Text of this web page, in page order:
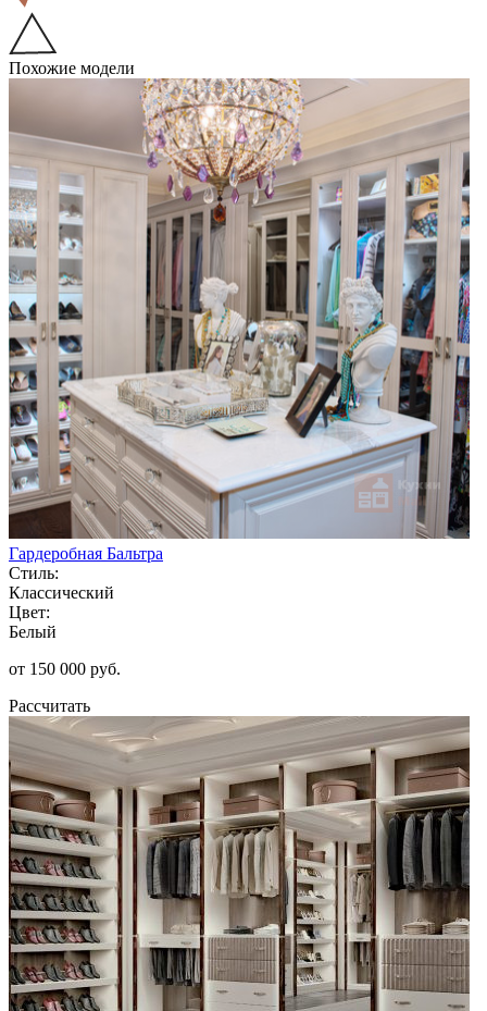
Похожие модели
Гардеробная Бальтра
Стиль:
Классический
Цвет:
Белый
от 150 000 руб.
Рассчитать